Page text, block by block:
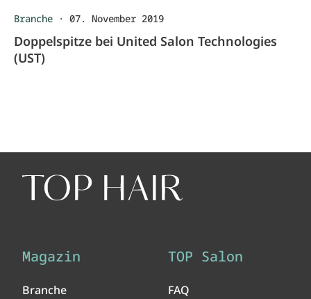
Branche · 07. November 2019
Doppelspitze bei United Salon Technologies
(UST)
Magazin
Branche
TOP Salon
FAQ